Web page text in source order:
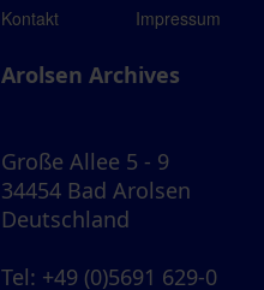
Kontakt Impressum
Arolsen Archives
Große Allee 5 - 9
34454 Bad Arolsen
Deutschland
Tel: +49 (0)5691 629-0